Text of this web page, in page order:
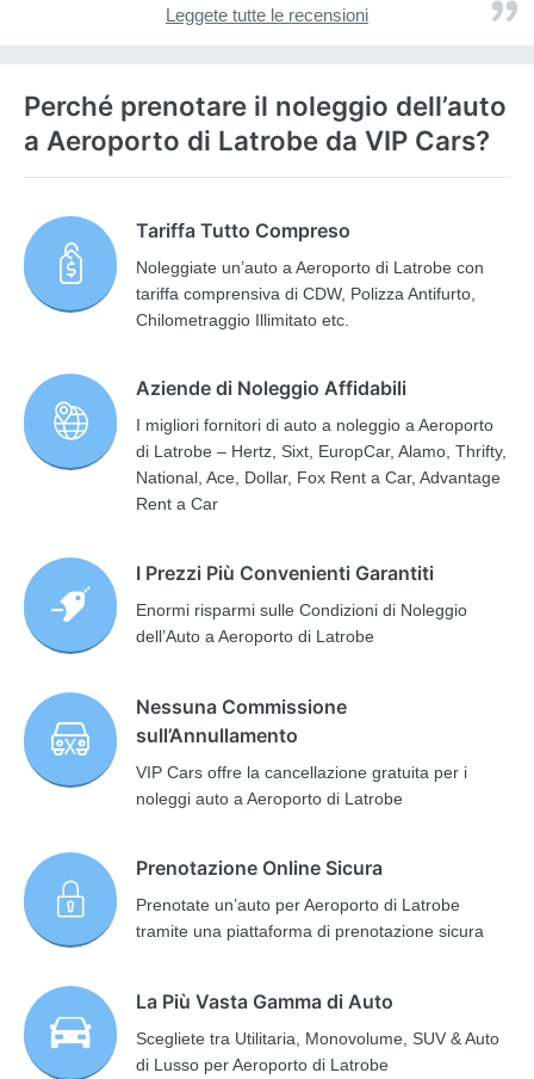
Leggete tutte le recensioni
Perché prenotare il noleggio dell’auto
a Aeroporto di Latrobe da VIP Cars?
Tariffa Tutto Compreso
Noleggiate un’auto a Aeroporto di Latrobe con
tariffa comprensiva di CDW, Polizza Antifurto,
Chilometraggio Illimitato etc.
Aziende di Noleggio Affidabili
I migliori fornitori di auto a noleggio a Aeroporto
di Latrobe – Hertz, Sixt, EuropCar, Alamo, Thrifty,
National, Ace, Dollar, Fox Rent a Car, Advantage
Rent a Car
I Prezzi Più Convenienti Garantiti
Enormi risparmi sulle Condizioni di Noleggio
dell’Auto a Aeroporto di Latrobe
Nessuna Commissione
sull’Annullamento
VIP Cars offre la cancellazione gratuita per i
noleggi auto a Aeroporto di Latrobe
Prenotazione Online Sicura
Prenotate un’auto per Aeroporto di Latrobe
tramite una piattaforma di prenotazione sicura
La Più Vasta Gamma di Auto
Scegliete tra Utilitaria, Monovolume, SUV & Auto
di Lusso per Aeroporto di Latrobe